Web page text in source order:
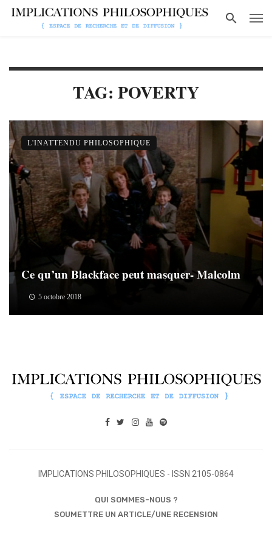
TAG: POVERTY
Ce qu’un Blackface peut masquer- Malcolm
5 octobre 2018
L'INATTENDU PHILOSOPHIQUE
IMPLICATIONS PHILOSOPHIQUES - ISSN 2105-0864
QUI SOMMES-NOUS ?
SOUMETTRE UN ARTICLE/UNE RECENSION